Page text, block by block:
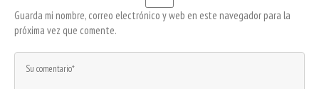
Guarda mi nombre, correo electrónico y web en este navegador para la
próxima vez que comente.